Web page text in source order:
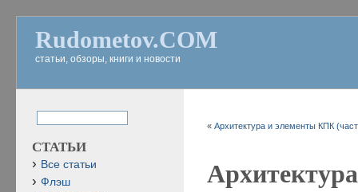
Rudometov.COM
статьи, обзоры, книги и новости
«Архитектура и элементы КПК
СТАТЬИ
Все статьи
Флэш